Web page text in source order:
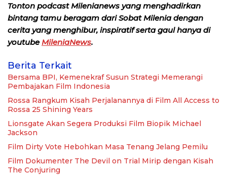
Tonton podcast Milenianews yang menghadirkan
bintang tamu beragam dari Sobat Milenia dengan
cerita yang menghibur, inspiratif serta gaul hanya di
youtube MileniaNews.
Berita Terkait
Bersama BPI, Kemenekraf Susun Strategi Memerangi
Pembajakan Film Indonesia
Rossa Rangkum Kisah Perjalanannya di Film All Access to
Rossa 25 Shining Years
Lionsgate Akan Segera Produksi Film Biopik Michael
Jackson
Film Dirty Vote Hebohkan Masa Tenang Jelang Pemilu
Film Dokumenter The Devil on Trial Mirip dengan Kisah
The Conjuring